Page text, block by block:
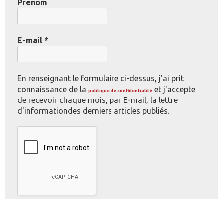
Prénom
E-mail *
En renseignant le formulaire ci-dessus, j'ai prit
connaissance de la politique de confidentialité et j'accepte
de recevoir chaque mois, par E-mail, la lettre
d'informationdes derniers articles publiés.